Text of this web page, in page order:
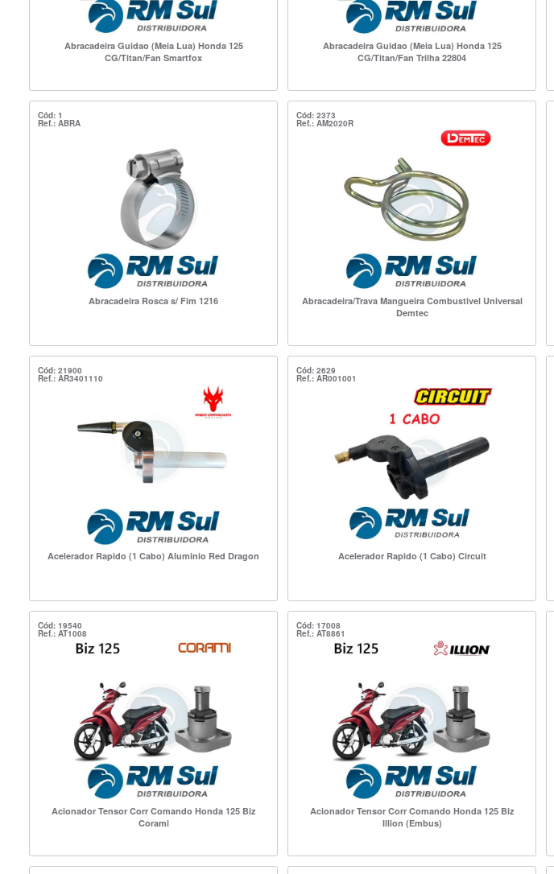
Abracadeira Guidao (Meia Lua) Honda 125
CG/Titan/Fan Smartfox
Abracadeira Guidao (Meia Lua) Honda 125
CG/Titan/Fan Trilha 22804
Cód: 1
Ref.: ABRA
Abracadeira Rosca s/ Fim 1216
Cód: 2373
Ref.: AM2020R
Abracadeira/Trava Mangueira Combustivel Universal
Demtec
Cód: 21900
Ref.: AR3401110
Acelerador Rapido (1 Cabo) Aluminio Red Dragon
Cód: 2629
Ref.: AR001001
Acelerador Rapido (1 Cabo) Circuit
Cód: 19540
Ref.: AT1008
Acionador Tensor Corr Comando Honda 125 Biz
Corami
Cód: 17008
Ref.: AT8861
Acionador Tensor Corr Comando Honda 125 Biz
Illion (Embus)